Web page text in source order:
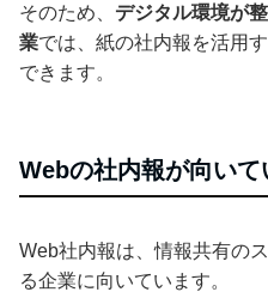
そのため、 デジタル環境が
業では、紙の社内報を活用
できます。
Webの社内報が向いて
Web社内報は、情報共有の
る企業に向いています。